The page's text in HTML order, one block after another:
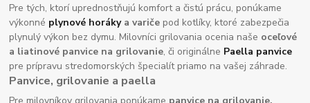
Pre tých, ktorí uprednostňujú komfort a čistú prácu, ponúkame
výkonné plynové horákya variče pod kotlíky, ktoré zabezpečia
plynulý výkon bez dymu. Milovníci grilovania ocenia naše oceľové
a liatinové panvice na grilovanie, či originálne Paella panvice
pre prípravu stredomorských špecialít priamo na vašej záhrade.
Panvice, grilovanie a paella